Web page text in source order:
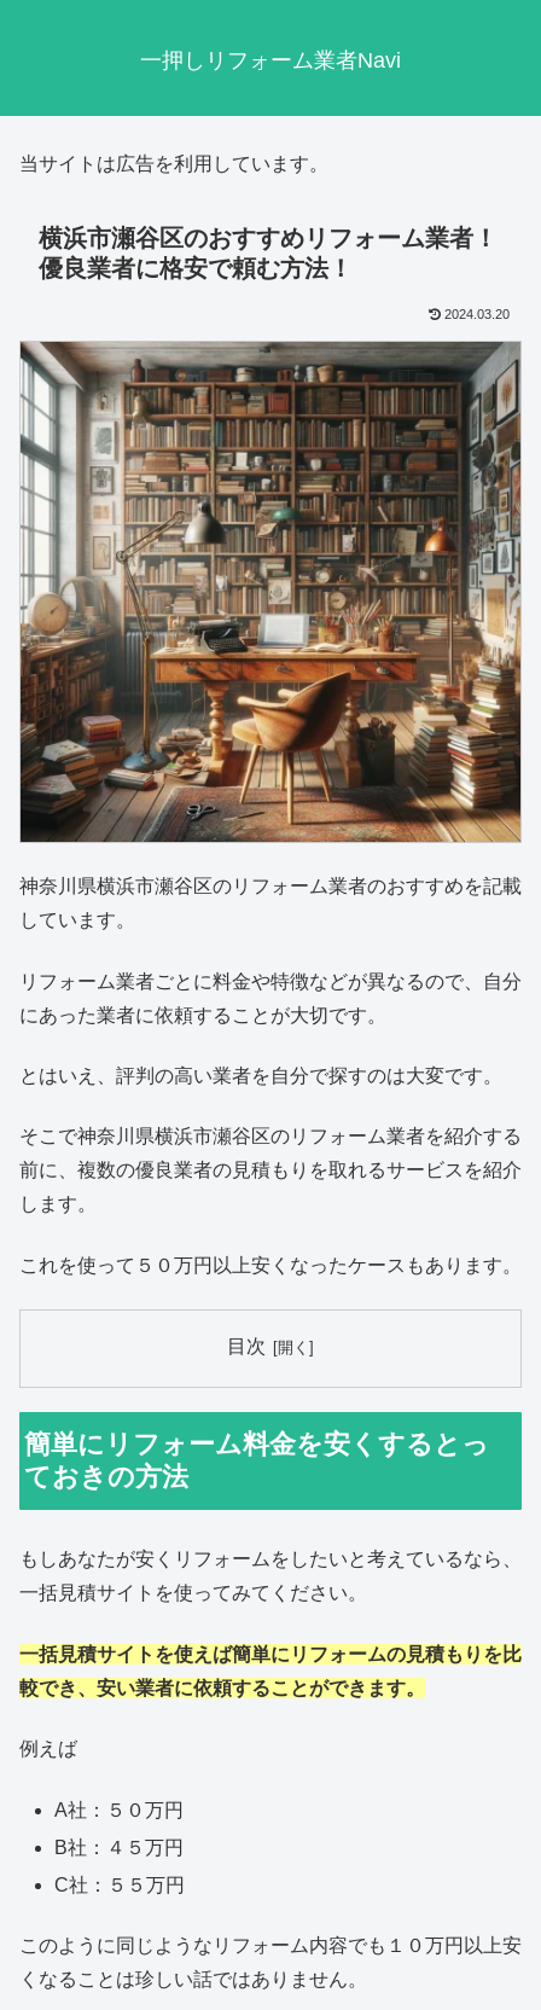
一押しリフォーム業者Navi
当サイトは広告を利用しています。
横浜市瀬谷区のおすすめリフォーム業者！
優良業者に格安で頼む方法！
2024.03.20
神奈川県横浜市瀬谷区のリフォーム業者のおすすめを記載
しています。
リフォーム業者ごとに料金や特徴などが異なるので、自分
にあった業者に依頼することが大切です。
とはいえ、評判の高い業者を自分で探すのは大変です。
そこで神奈川県横浜市瀬谷区のリフォーム業者を紹介する
前に、複数の優良業者の見積もりを取れるサービスを紹介
します。
これを使って５０万円以上安くなったケースもあります。
目次
簡単にリフォーム料金を安くするとっ
ておきの方法
もしあなたが安くリフォームをしたいと考えているなら、
一括見積サイトを使ってみてください。
一括見積サイトを使えば簡単にリフォームの見積もりを比
較でき、安い業者に依頼することができます。
例えば
A社：５０万円
B社：４５万円
C社：５５万円
このように同じようなリフォーム内容でも１０万円以上安
くなることは珍しい話ではありません。